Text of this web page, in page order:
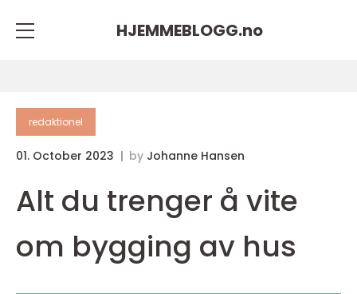
HJEMMEBLOGG.no
redaktionel
01. October 2023 by Johanne Hansen
Alt du trenger å vite
om bygging av hus